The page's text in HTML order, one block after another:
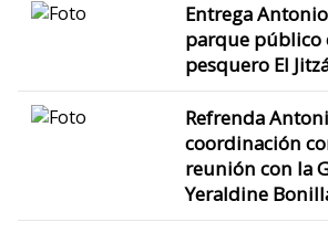
Entrega
parque público
pesquero El
Refrenda
coordinación
reunión con la
Yeraldine